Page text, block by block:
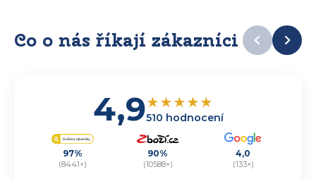
Co o nás říkají zákazníci
4,9★★★★★
510 hodnocení
97%
(8441×)
90%
(10588×)
4,0
(133×)